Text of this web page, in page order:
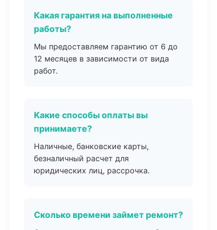
Какая гарантия на выполненные
работы?
Мы предоставляем гарантию от 6 до
12 месяцев в зависимости от вида
работ.
Какие способы оплаты вы
принимаете?
Наличные, банковские карты,
безналичный расчет для
юридических лиц, рассрочка.
Сколько времени займет ремонт?